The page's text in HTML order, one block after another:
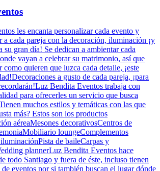
les encanta personalizar cada evento y
a cada pareja con la decoración, iluminación ¡y
su gran día! Se dedican a ambientar cada
vayan a celebrar su matrimonio, así que
como quieren que luzca cada detalle, ¡este
a gusto de cada pareja, ¡para
Bendita Eventos trabaja con
para ofrecerles un servicio que busca
muchos estilos y temáticas con las que
más? Estos son los productos
aéreaMesones decorativosCentros de
loungeComplementos
de baileCarpas y
plannerLuz Bendita Eventos hace
todo Santiago y fuera de éste, incluso tienen
eventos por si también buscan el lugar dónde